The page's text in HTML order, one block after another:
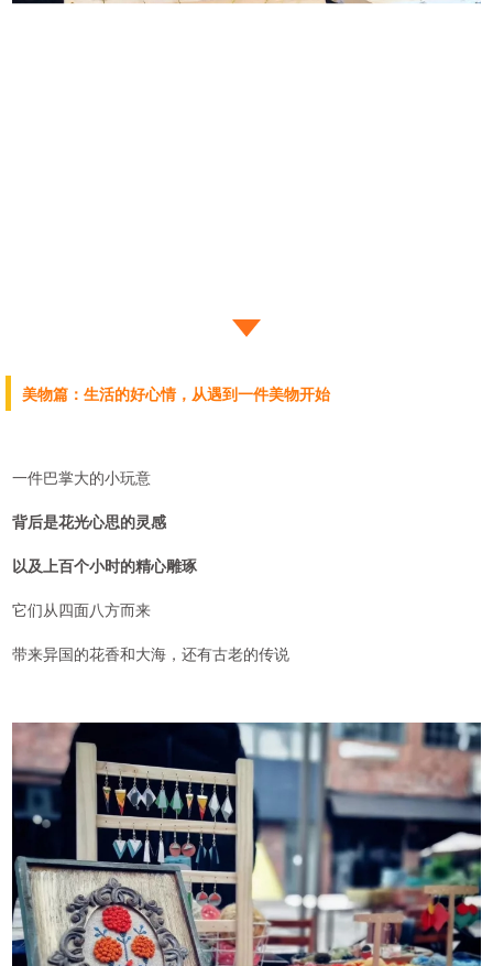
美物篇：生活的好心情，从遇到一件美物开始
一件巴掌大的小玩意
背后是花光心思的灵感
以及上百个小时的精心雕琢
它们从四面八方而来
带来异国的花香和大海，还有古老的传说